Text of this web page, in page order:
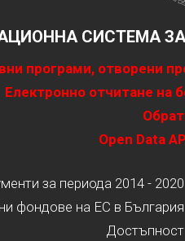
СИСТЕМА ЗА
програми, отворени
Електронно отчитане на
Open Data
за периода 2014 - 2020
фондове на ЕС в България
Достъпност